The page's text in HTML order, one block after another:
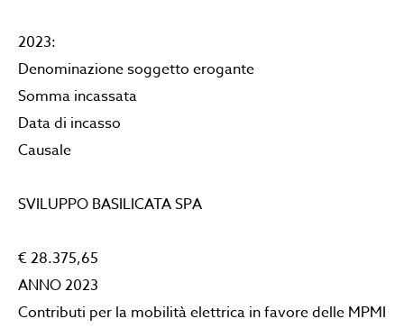
2023:
Denominazione soggetto erogante
Somma incassata
Data di incasso
Causale
SVILUPPO BASILICATA SPA
€ 28.375,65
ANNO 2023
Contributi per la mobilità elettrica in favore delle MPMI